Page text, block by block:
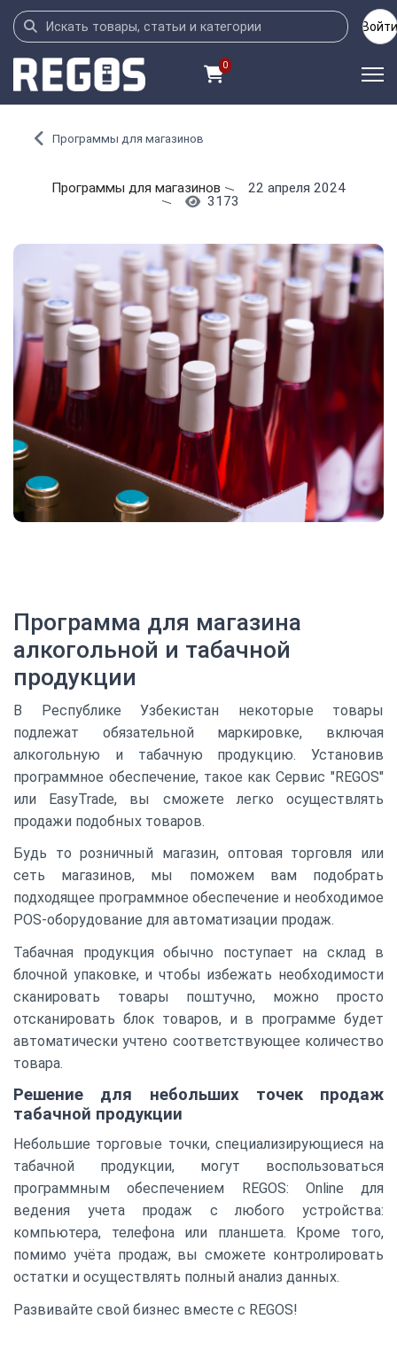
0
Программы для магазинов
Программа для магазина
алкогольной и табачной
продукции
Программы для магазинов
22 апреля 2024
3173
В Республике Узбекистан некоторые товары
подлежат обязательной маркировке, включая
алкогольную и табачную продукцию. Установив
программное обеспечение, такое как Сервис "REGOS"
или EasyTrade, вы сможете легко осуществлять
продажи подобных товаров.
Будь то розничный магазин, оптовая торговля или
сеть магазинов, мы поможем вам подобрать
подходящее программное обеспечение и необходимое
POS-оборудование для автоматизации продаж.
Табачная продукция обычно поступает на склад в
блочной упаковке, и чтобы избежать необходимости
сканировать товары поштучно, можно просто
отсканировать блок товаров, и в программе будет
автоматически учтено соответствующее количество
товара.
Решение для небольших точек продаж
табачной продукции
Небольшие торговые точки, специализирующиеся на
табачной продукции, могут воспользоваться
программным обеспечением REGOS: Online для
ведения учета продаж с любого устройства:
компьютера, телефона или планшета. Кроме того,
помимо учёта продаж, вы сможете контролировать
остатки и осуществлять полный анализ данных.
Развивайте свой бизнес вместе с REGOS!